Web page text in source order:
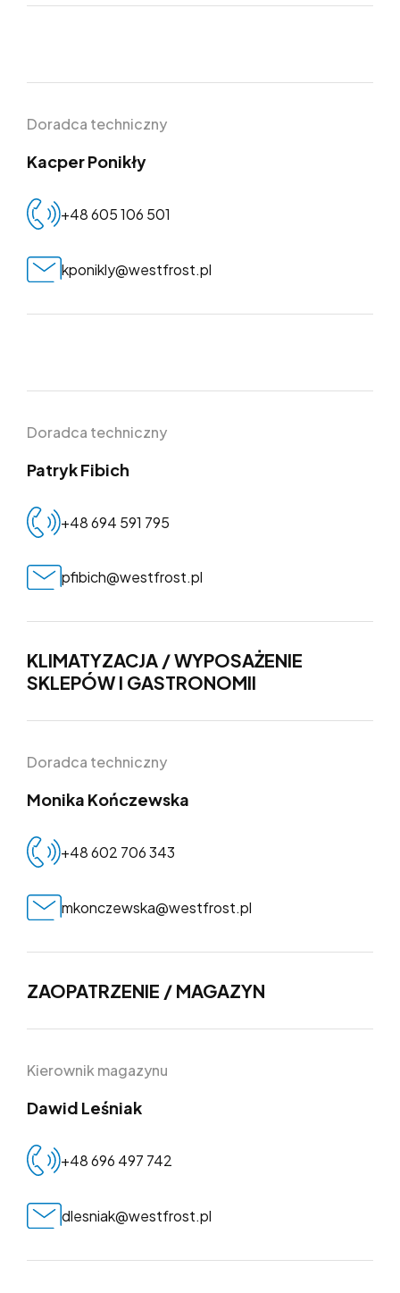
Doradca techniczny
Kacper Ponikły
+48 605 106 501
kponikly@westfrost.pl
Doradca techniczny
Patryk Fibich
+48 694 591 795
pfibich@westfrost.pl
KLIMATYZACJA / WYPOSAŻENIE
SKLEPÓW I GASTRONOMII
Doradca techniczny
Monika Kończewska
+48 602 706 343
mkonczewska@westfrost.pl
ZAOPATRZENIE / MAGAZYN
Kierownik magazynu
Dawid Leśniak
+48 696 497 742
dlesniak@westfrost.pl